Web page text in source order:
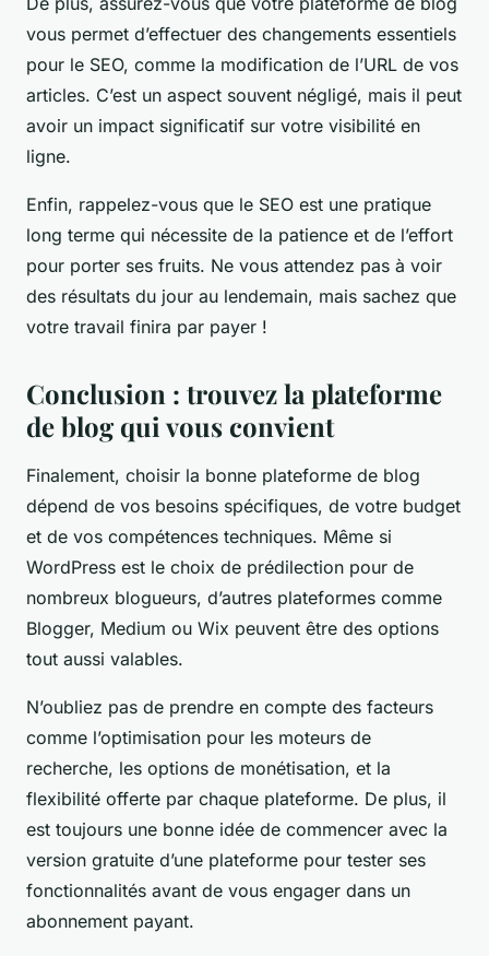
vous permet d’effectuer des changements essentiels
pour le SEO, comme la modification de l’URL de vos
articles. C’est un aspect souvent négligé, mais il peut
avoir un impact significatif sur votre visibilité en
ligne.
Enfin, rappelez-vous que le SEO est une pratique
long terme qui nécessite de la patience et de l’effort
pour porter ses fruits. Ne vous attendez pas à voir
des résultats du jour au lendemain, mais sachez que
votre travail finira par payer !
Conclusion : trouvez la plateforme
de blog qui vous convient
Finalement, choisir la bonne plateforme de blog
dépend de vos besoins spécifiques, de votre budget
et de vos compétences techniques. Même si
WordPress est le choix de prédilection pour de
nombreux blogueurs, d’autres plateformes comme
Blogger, Medium ou Wix peuvent être des options
tout aussi valables.
N’oubliez pas de prendre en compte des facteurs
comme l’optimisation pour les moteurs de
recherche, les options de monétisation, et la
flexibilité offerte par chaque plateforme. De plus, il
est toujours une bonne idée de commencer avec la
version gratuite d’une plateforme pour tester ses
fonctionnalités avant de vous engager dans un
abonnement payant.